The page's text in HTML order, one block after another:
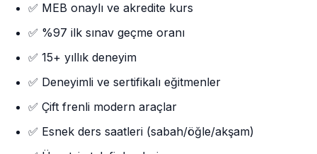
✅ MEB onaylı ve akredite kurs
✅ %97 ilk sınav geçme oranı
✅ 15+ yıllık deneyim
✅ Deneyimli ve sertifikalı eğitmenler
✅ Çift frenli modern araçlar
✅ Esnek ders saatleri (sabah/öğle/akşam)